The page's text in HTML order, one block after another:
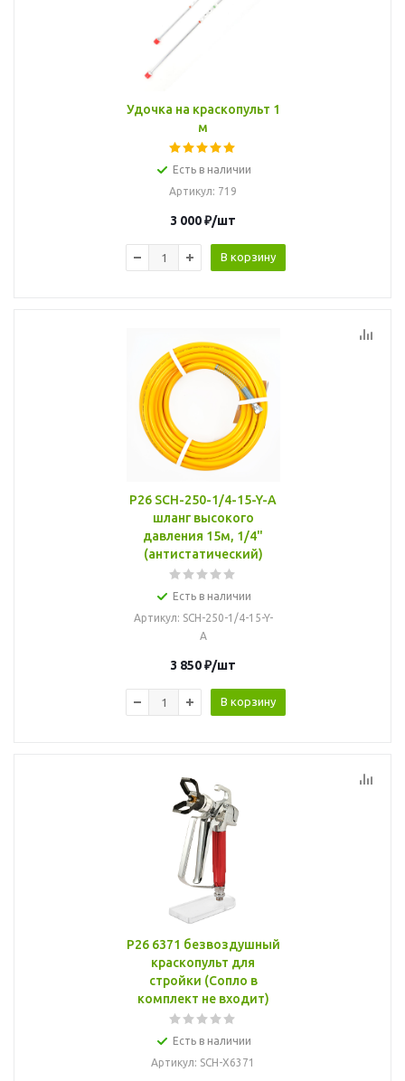
Удочка на краскопульт 1
м
Есть в наличии
Артикул: 719
3 000₽/шт
В корзину
P26 SCH-250-1/4-15-Y-A
шланг высокого
давления 15м, 1/4"
(антистатический)
Есть в наличии
Артикул: SCH-250-1/4-15-Y-
A
3 850₽/шт
В корзину
P26 6371 безвоздушный
краскопульт для
стройки (Сопло в
комплект не входит)
Есть в наличии
Артикул: SCH-X6371